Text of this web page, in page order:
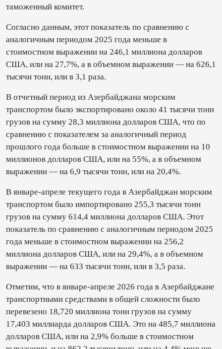
таможенный комитет.
Согласно данным, этот показатель по сравнению с
аналогичным периодом 2025 года меньше в
стоимостном выражении на 246,1 миллиона долларов
США, или на 27,7%, а в объемном выражении — на 626,1
тысячи тонн, или в 3,1 раза.
В отчетный период из Азербайджана морским
транспортом было экспортировано около 41 тысячи тонн
грузов на сумму 28,3 миллиона долларов США, что по
сравнению с показателем за аналогичный период
прошлого года больше в стоимостном выражении на 10
миллионов долларов США, или на 55%, а в объемном
выражении — на 6,9 тысячи тонн, или на 20,4%.
В январе-апреле текущего года в Азербайджан морским
транспортом было импортировано 255,3 тысячи тонн
грузов на сумму 614,4 миллиона долларов США. Этот
показатель по сравнению с аналогичным периодом 2025
года меньше в стоимостном выражении на 256,2
миллиона долларов США, или на 29,4%, а в объемном
выражении — на 633 тысячи тонн, или в 3,5 раза.
Отметим, что в январе-апреле 2026 года в Азербайджане
транспортными средствами в общей сложности было
перевезено 18,720 миллиона тонн грузов на сумму
17,403 миллиарда долларов США. Это на 485,7 миллиона
долларов США, или на 2,9% больше в стоимостном